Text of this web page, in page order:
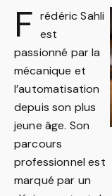
F rédéric Sahli
est
passionné par la
mécanique et
l’automatisation
depuis son plus
jeune âge. Son
parcours
professionnel est
marqué par un